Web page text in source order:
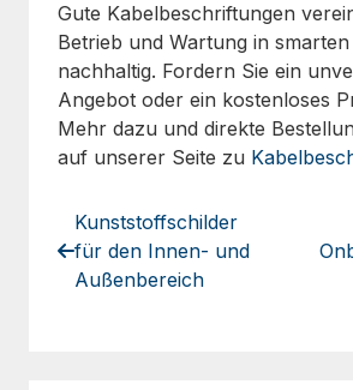
Gute Kabelbeschriftungen
Betrieb und Wartung in
nachhaltig. Fordern Sie ein
Angebot oder ein kostenloses
Mehr dazu und direkte
auf unserer Seite zu
Kunststoffschilder
für den Innen- und
Außenbereich